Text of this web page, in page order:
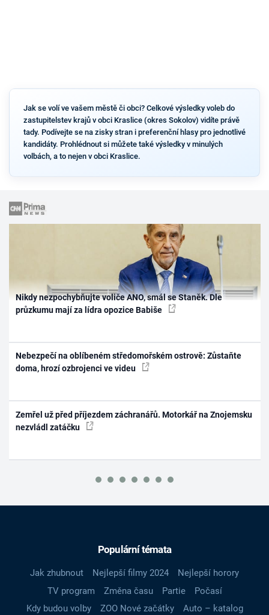
Jak se volí ve vašem městě či obci? Celkové výsledky voleb do
zastupitelstev krajů v obci Kraslice (okres Sokolov) vidíte právě
tady. Podívejte se na zisky stran i preferenční hlasy pro jednotlivé
kandidáty. Prohlédnout si můžete také výsledky v minulých
volbách, a to nejen v obci Kraslice.
Nikdy nezpochybňujte voliče ANO, smál se Staněk. Dle
průzkumu mají za lídra opozice Babiše
Nebezpečí na oblíbeném středomořském ostrově: Zůstaňte
doma, hrozí ozbrojenci ve videu
Zemřel už před příjezdem záchranářů. Motorkář na Znojemsku
nezvládl zatáčku
Populární témata
Jak zhubnout Nejlepší filmy 2024
Nejlepší horory
TV program
Změna času Partie
Počasí
Kdy budou volby
ZOO Nové začátky
Auto – katalog